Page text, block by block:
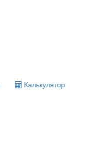
Калькулятор